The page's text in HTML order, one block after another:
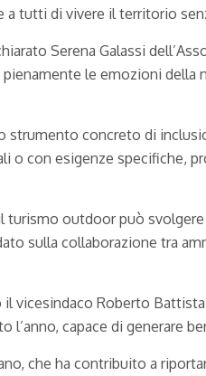
tutti di vivere il territorio
Serena Galassi
le emozioni della
concreto di
o con esigenze specifiche,
outdoor può
sulla collaborazione tra
vicesindaco Roberto
capace di generare
che ha contribuito a